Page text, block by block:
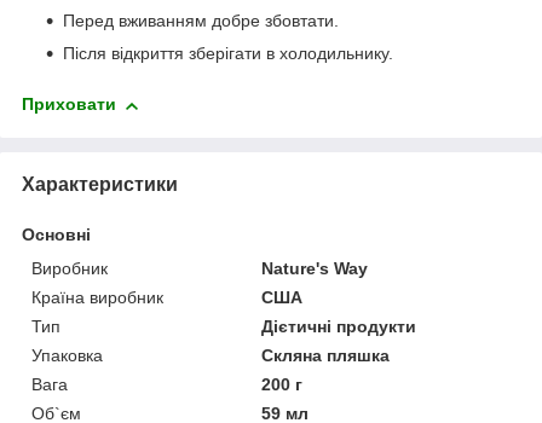
Перед вживанням добре збовтати.
Після відкриття зберігати в холодильнику.
Приховати
Характеристики
Основні
Виробник
Nature's Way
Країна виробник
США
Тип
Дієтичні продукти
Упаковка
Скляна пляшка
Вага
200 г
Об`єм
59 мл